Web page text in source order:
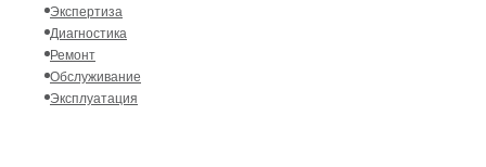
Экспертиза
Диагностика
Ремонт
Обслуживание
Эксплуатация